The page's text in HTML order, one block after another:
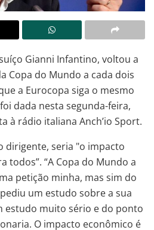
Gianni Infantino, voltou a
Copa do Mundo a cada dois
a Eurocopa siga o mesmo
dada nesta segunda-feira,
à rádio italiana Anch’io Sport.
dirigente, seria "o impacto
todos”. “A Copa do Mundo a
petição minha, mas sim do
um estudo sobre a sua
estudo muito sério e do ponto
O impacto econômico é